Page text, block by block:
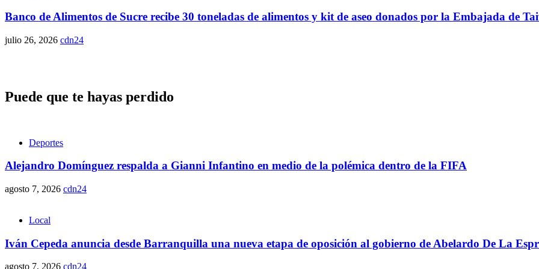
Banco de Alimentos de Sucre recibe 30 toneladas de alimentos y kit de aseo donados por la Embajada de
julio 26, 2026 cdn24
Puede que te hayas perdido
Deportes
Alejandro Domínguez respalda a Gianni Infantino en medio de la polémica dentro de la FIFA
agosto 7, 2026 cdn24
Local
Iván Cepeda anuncia desde Barranquilla una nueva etapa de oposición al gobierno de Abelardo De La
agosto 7, 2026 cdn24